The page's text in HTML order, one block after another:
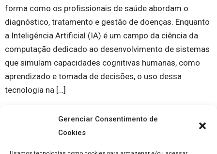
Gerenciar Consentimento de
Cookies
forma como os profissionais de saúde abordam o
diagnóstico, tratamento e gestão de doenças. Enquanto
a Inteligência Artificial (IA) é um campo da ciência da
computação dedicado ao desenvolvimento de sistemas
que simulam capacidades cognitivas humanas, como
aprendizado e tomada de decisões, o uso dessa
tecnologia na […]